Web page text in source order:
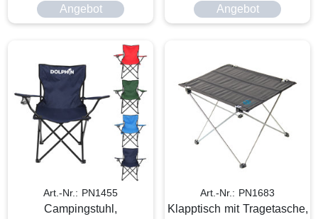
Angebot
Angebot
Art.-Nr.: PN1455
Campingstuhl,
Art.-Nr.: PN1683
Klapptisch mit Tragetasche,